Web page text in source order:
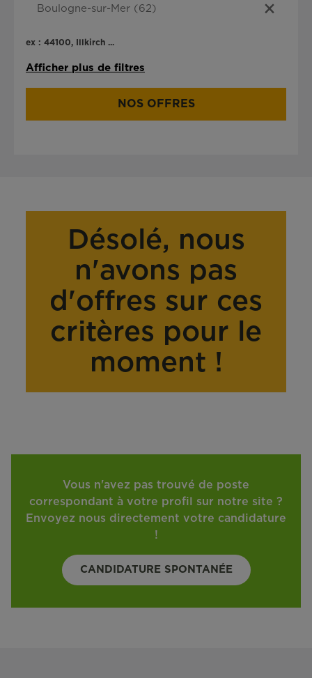
ex : 44100, Illkirch ...
Afficher plus de filtres
NOS OFFRES
Désolé, nous
n'avons pas
d'offres sur ces
critères pour le
moment !
Vous n'avez pas trouvé de poste
correspondant à votre profil sur notre site ?
Envoyez nous directement votre candidature
!
CANDIDATURE SPONTANÉE